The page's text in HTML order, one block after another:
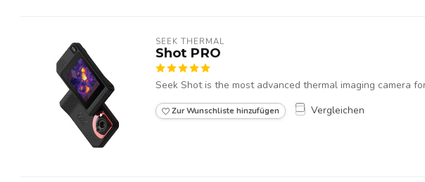
SEEK THERMAL
Shot PRO
Seek Shot is the most advanced thermal imaging camera
Zur Wunschliste hinzufügen Vergleichen